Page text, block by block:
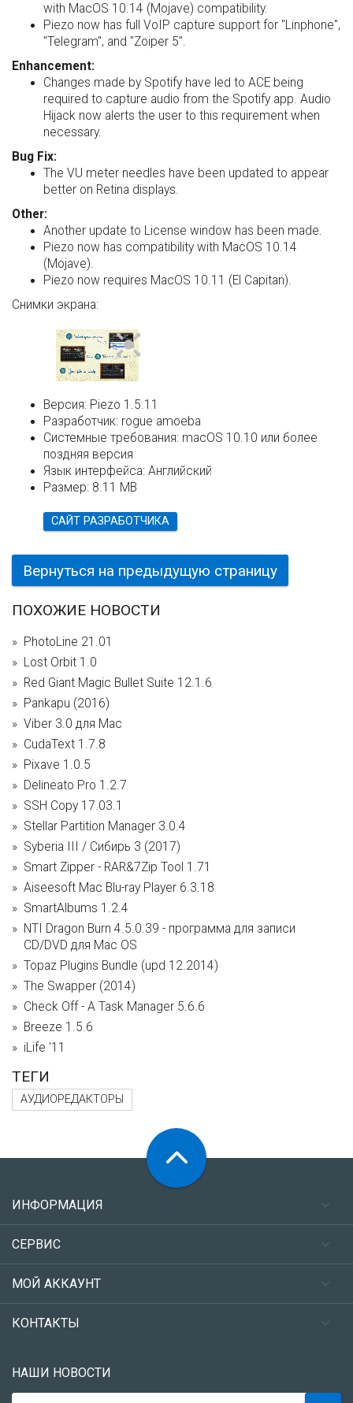
with MacOS 10.14 (Mojave) compatibility.
Piezo now has full VoIP capture support for "Linphone",
"Telegram", and "Zoiper 5".
Enhancement:
Changes made by Spotify have led to ACE being
required to capture audio from the Spotify app. Audio
Hijack now alerts the user to this requirement when
necessary.
Bug Fix:
The VU meter needles have been updated to appear
better on Retina displays.
Other:
Another update to License window has been made.
Piezo now has compatibility with MacOS 10.14
(Mojave).
Piezo now requires MacOS 10.11 (El Capitan).
Снимки экрана:
Версия: Piezo 1.5.11
Разработчик: rogue amoeba
Системные требования: macOS 10.10 или более
поздняя версия
Язык интерфейса: Английский
Размер: 8.11 MB
САЙТ РАЗРАБОТЧИКА
Вернуться на предыдущую страницу
ПОХОЖИЕ НОВОСТИ
PhotoLine 21.01
Lost Orbit 1.0
Red Giant Magic Bullet Suite 12.1.6
Pankapu (2016)
Viber 3.0 для Mac
CudaText 1.7.8
Pixave 1.0.5
Delineato Pro 1.2.7
SSH Copy 17.03.1
Stellar Partition Manager 3.0.4
Syberia III / Сибирь 3 (2017)
Smart Zipper - RAR&7Zip Tool 1.71
Aiseesoft Mac Blu-ray Player 6.3.18
SmartAlbums 1.2.4
NTI Dragon Burn 4.5.0.39 - программа для записи
CD/DVD для Mac OS
Topaz Plugins Bundle (upd 12.2014)
The Swapper (2014)
Check Off - A Task Manager 5.6.6
Breeze 1.5.6
iLife '11
ТЕГИ
АУДИОРЕДАКТОРЫ
ИНФОРМАЦИЯ
СЕРВИС
МОЙ АККАУНТ
КОНТАКТЫ
НАШИ НОВОСТИ